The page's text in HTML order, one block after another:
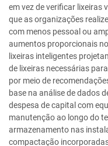
em vez de verificar lixeiras
que as organizações
com menos pessoal ou
aumentos proporcionais
lixeiras inteligentes
de lixeiras necessárias
por meio de
base na análise de dados
despesa de capital com
manutenção ao longo do
armazenamento nas
compactação